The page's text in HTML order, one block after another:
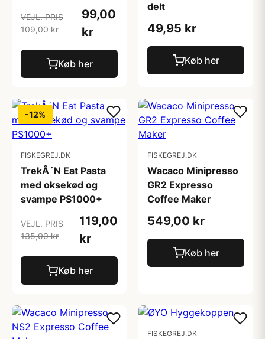
VEJL. PRIS
109,00 kr
99,00
kr
Køb her
delt
49,95 kr
Køb her
-12%
FISKEGREJ.DK
TrekÂ´N Eat Pasta
med oksekød og
svampe PS1000+
VEJL. PRIS
135,00 kr
119,00
kr
Køb her
FISKEGREJ.DK
Wacaco Minipresso
GR2 Expresso
Coffee Maker
549,00 kr
Køb her
FISKEGREJ.DK